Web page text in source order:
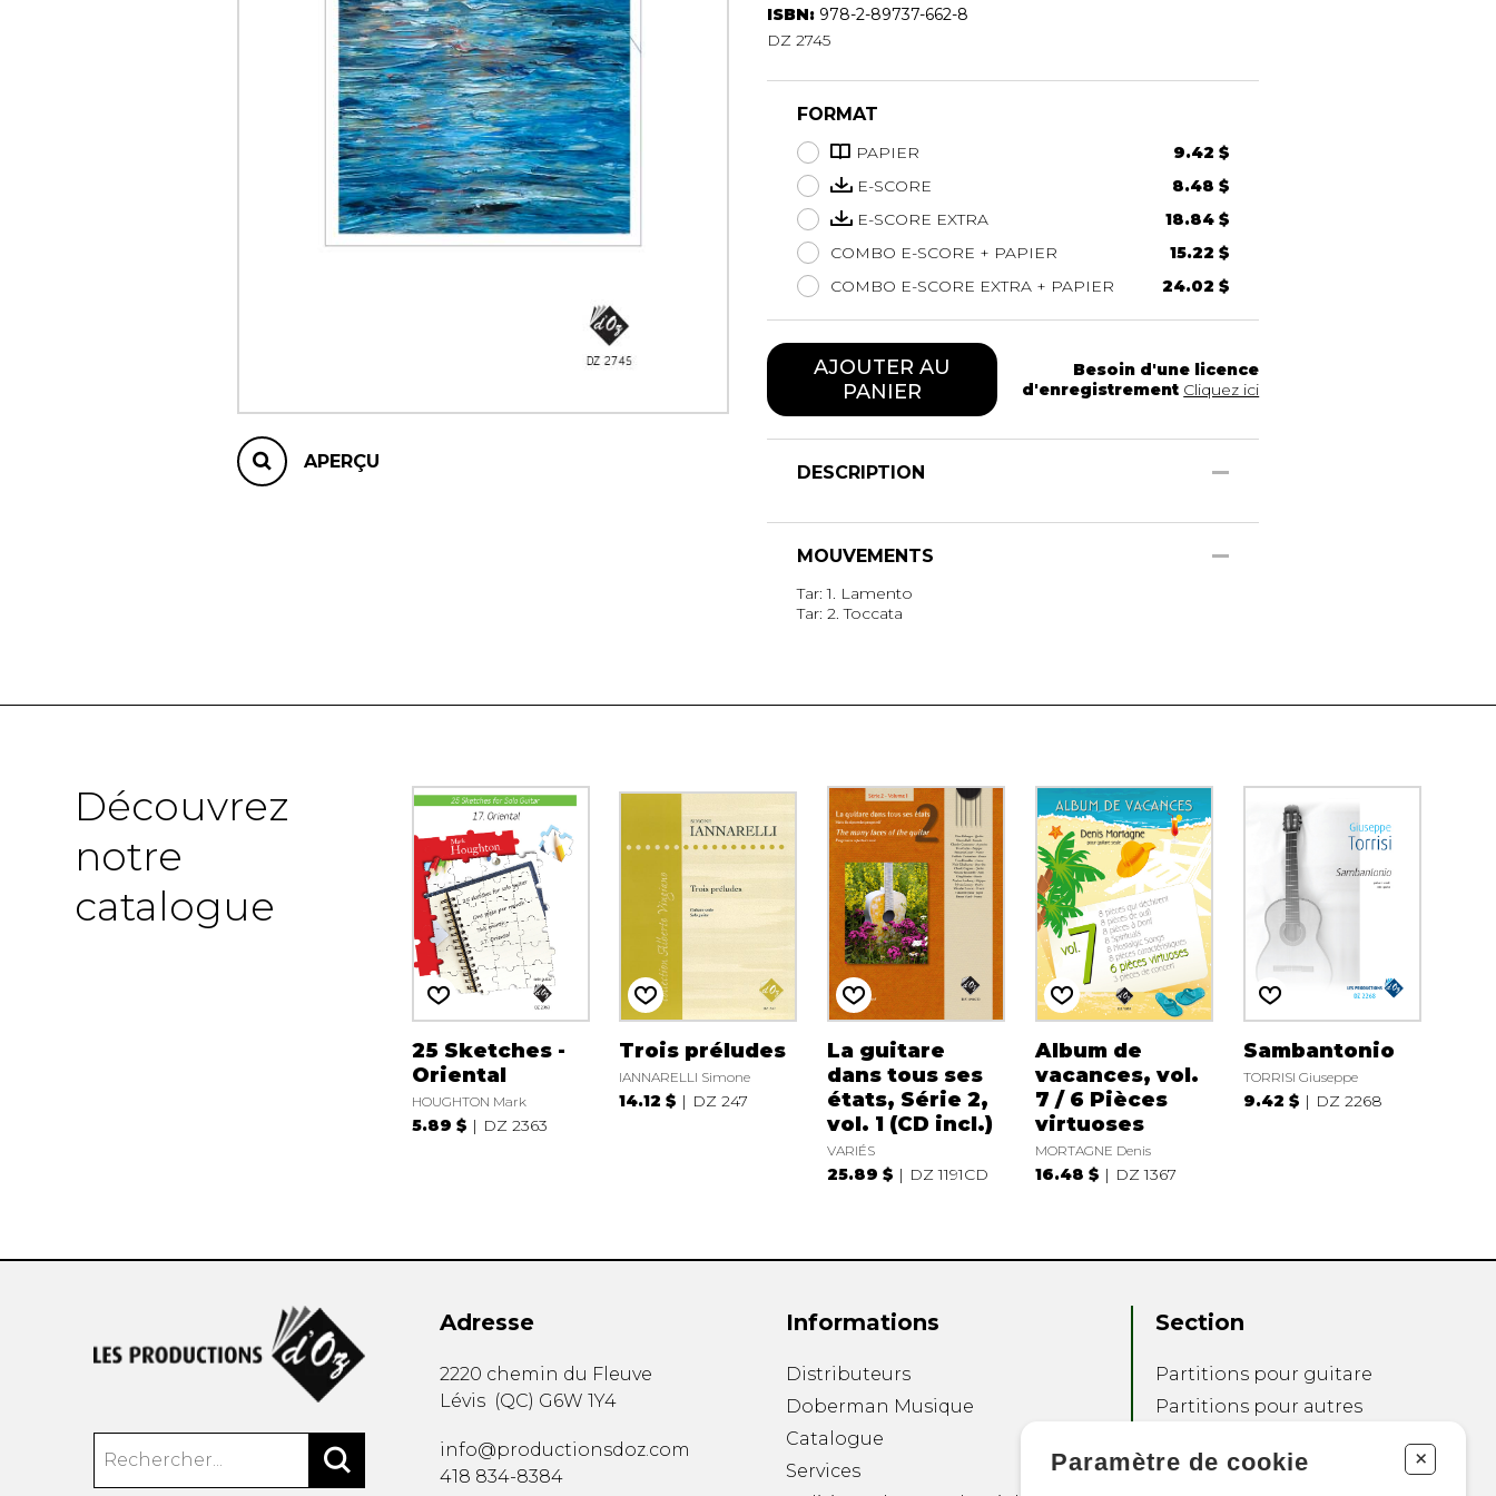
Hautbois
Luth
Percussion
Piano
Saxophone
Trompette
Tuba
Ukulélé
Voix
APERÇU
ISBN: 978-2-89737-662-8
DZ 2745
FORMAT
PAPIER
9.42 $
E-SCORE
8.48 $
E-SCORE EXTRA
18.84 $
COMBO E-SCORE + PAPIER
15.22 $
COMBO E-SCORE EXTRA + PAPIER
24.02 $
AJOUTER AU
PANIER
Besoin d'une licence
d'enregistrement Cliquez ici
DESCRIPTION
MOUVEMENTS
Tar: 1. Lamento
Tar: 2. Toccata
Découvrez
notre
catalogue
25 Sketches -
Oriental
HOUGHTON Mark
5.89 $ DZ 2363
Trois préludes
IANNARELLI Simone
14.12 $ DZ 247
La guitare
dans tous ses
états, Série 2,
vol. 1 (CD incl.)
VARIÉS
25.89 $ DZ 1191CD
Album de
vacances, vol.
7 / 6 Pièces
virtuoses
MORTAGNE Denis
16.48 $ DZ 1367
Sambantonio
TORRISI Giuseppe
9.42 $ DZ 2268
Adresse
2220 chemin du Fleuve
Lévis (QC) G6W 1Y4
info@productionsdoz.com
418 834-8384
Informations
Distributeurs
Doberman Musique
Catalogue
Services
Section
Partitions pour guitare
Partitions pour autres
Partitions pour
Paramètre de cookie +